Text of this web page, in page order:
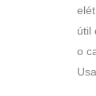
útil
o